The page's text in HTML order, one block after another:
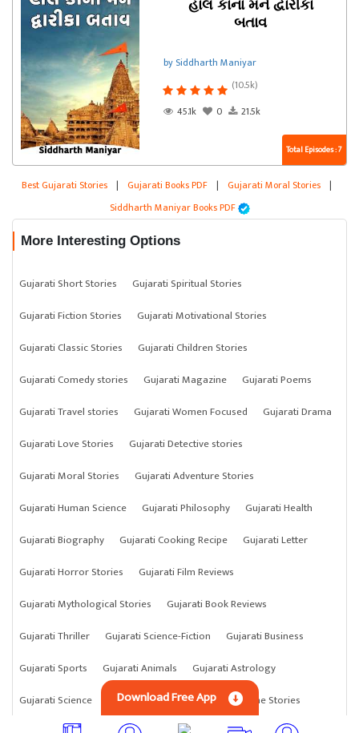
હાલ કાના મને દ્વારીકા
બતાવ
by Siddharth Maniyar
(10.5k)
45.1k
0 21.5k
Total Episodes : 7
Best Gujarati Stories | Gujarati Books PDF | Gujarati Moral Stories |
Siddharth Maniyar Books PDF
More Interesting Options
Gujarati Short Stories
Gujarati Spiritual Stories
Gujarati Fiction Stories
Gujarati Motivational Stories
Gujarati Classic Stories
Gujarati Children Stories
Gujarati Comedy stories
Gujarati Magazine
Gujarati Poems
Gujarati Travel stories
Gujarati Women Focused
Gujarati Drama
Gujarati Love Stories
Gujarati Detective stories
Gujarati Moral Stories
Gujarati Adventure Stories
Gujarati Human Science
Gujarati Philosophy
Gujarati Health
Gujarati Biography
Gujarati Cooking Recipe
Gujarati Letter
Gujarati Horror Stories
Gujarati Film Reviews
Gujarati Mythological Stories
Gujarati Book Reviews
Gujarati Thriller
Gujarati Science-Fiction
Gujarati Business
Gujarati Sports
Gujarati Animals
Gujarati Astrology
Gujarati Science
Gujarati Anything Gujarati Crime Stories
Download Free App